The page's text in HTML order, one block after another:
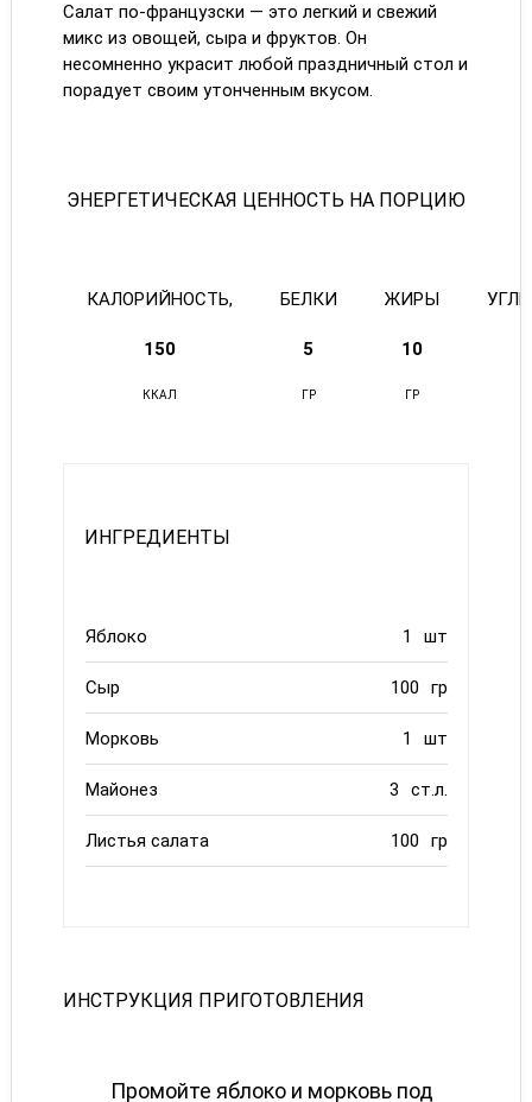
Салат по-французски — это легкий и свежий
микс из овощей, сыра и фруктов. Он
несомненно украсит любой праздничный стол и
порадует своим утонченным вкусом.
ЭНЕРГЕТИЧЕСКАЯ ЦЕННОСТЬ НА ПОРЦИЮ
КАЛОРИЙНОСТЬ, БЕЛКИ ЖИРЫ
150 5 10
ККАЛ ГР ГР
ИНГРЕДИЕНТЫ
Яблоко 1 шт
Сыр 100 гр
Морковь 1 шт
Майонез 3 ст.л.
Листья салата 100 гр
ИНСТРУКЦИЯ ПРИГОТОВЛЕНИЯ
Промойте яблоко и морковь под